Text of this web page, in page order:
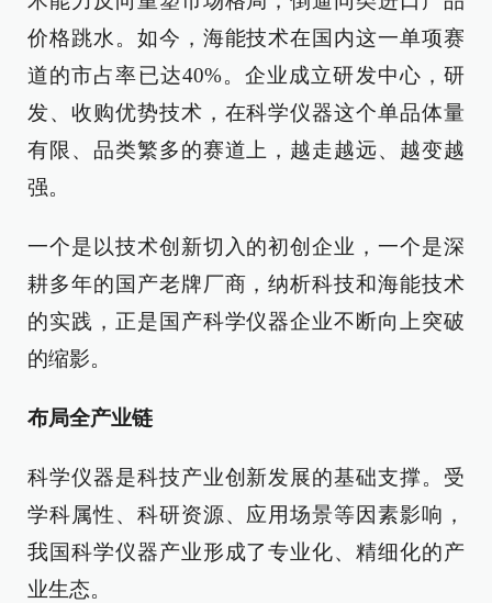
价格跳水。如今，海能技术在国内这一单项赛
道的市占率已达40%。企业成立研发中心，研
发、收购优势技术，在科学仪器这个单品体量
有限、品类繁多的赛道上，越走越远、越变越
强。
一个是以技术创新切入的初创企业，一个是深
耕多年的国产老牌厂商，纳析科技和海能技术
的实践，正是国产科学仪器企业不断向上突破
的缩影。
布局全产业链
科学仪器是科技产业创新发展的基础支撑。受
学科属性、科研资源、应用场景等因素影响，
我国科学仪器产业形成了专业化、精细化的产
业生态。